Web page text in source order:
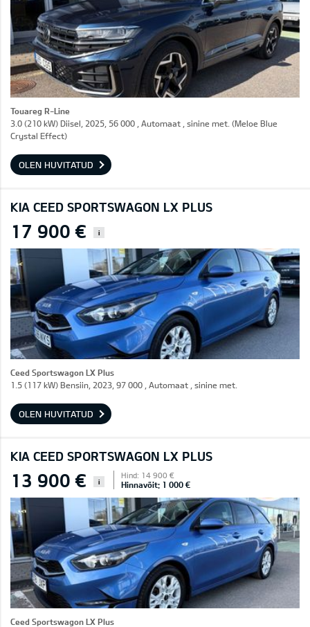
Touareg R-Line
3.0 (210 kW) Diisel, 2025, 56 000 , Automaat , sinine met. (Meloe Blue
Crystal Effect)
OLEN HUVITATUD
KIA CEED SPORTSWAGON LX PLUS
17 900 € i
Ceed Sportswagon LX Plus
1.5 (117 kW) Bensiin, 2023, 97 000 , Automaat , sinine met.
OLEN HUVITATUD
KIA CEED SPORTSWAGON LX PLUS
13 900 € i
Hind: 14 900 €
Hinnavõit: 1 000 €
Ceed Sportswagon LX Plus